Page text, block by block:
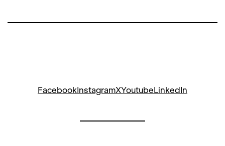
Facebook InstagramXYoutube LinkedIn